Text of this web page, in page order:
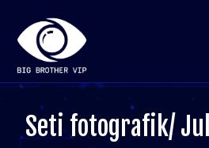
Seti fotografik/